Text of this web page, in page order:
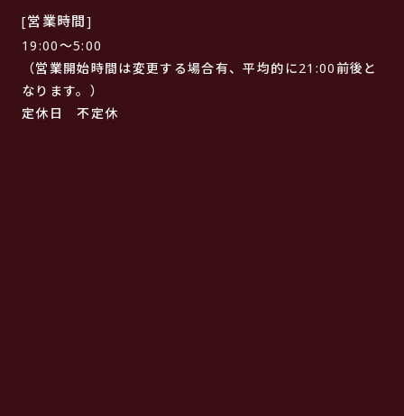
[営業時間]
19:00～5:00
（営業開始時間は変更する場合有、平均的に21:00前後と
なります。）
定休日 不定休